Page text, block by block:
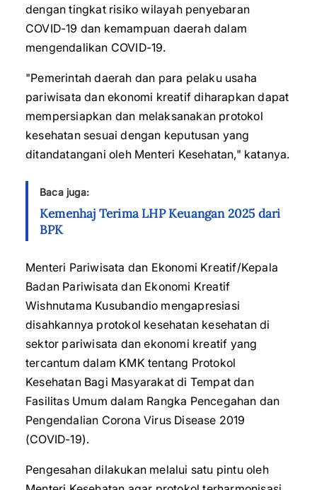
dengan tingkat risiko wilayah penyebaran
COVID-19 dan kemampuan daerah dalam
mengendalikan COVID-19.
"Pemerintah daerah dan para pelaku usaha
pariwisata dan ekonomi kreatif diharapkan dapat
mempersiapkan dan melaksanakan protokol
kesehatan sesuai dengan keputusan yang
ditandatangani oleh Menteri Kesehatan," katanya.
Baca juga:
Kemenhaj Terima LHP Keuangan 2025 dari
BPK
Menteri Pariwisata dan Ekonomi Kreatif/Kepala
Badan Pariwisata dan Ekonomi Kreatif
Wishnutama Kusubandio mengapresiasi
disahkannya protokol kesehatan kesehatan di
sektor pariwisata dan ekonomi kreatif yang
tercantum dalam KMK tentang Protokol
Kesehatan Bagi Masyarakat di Tempat dan
Fasilitas Umum dalam Rangka Pencegahan dan
Pengendalian Corona Virus Disease 2019
(COVID-19).
Pengesahan dilakukan melalui satu pintu oleh